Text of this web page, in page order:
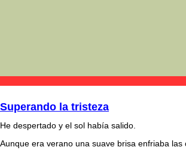
Superando la tristeza
He despertado y el sol había salido.
Aunque era verano una suave brisa enfriaba las